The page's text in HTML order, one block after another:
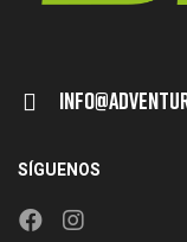
SÍGUENOS